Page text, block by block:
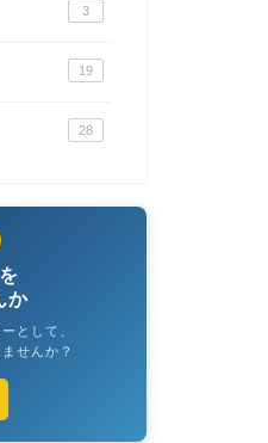
3
19
28
か
として、
せんか？